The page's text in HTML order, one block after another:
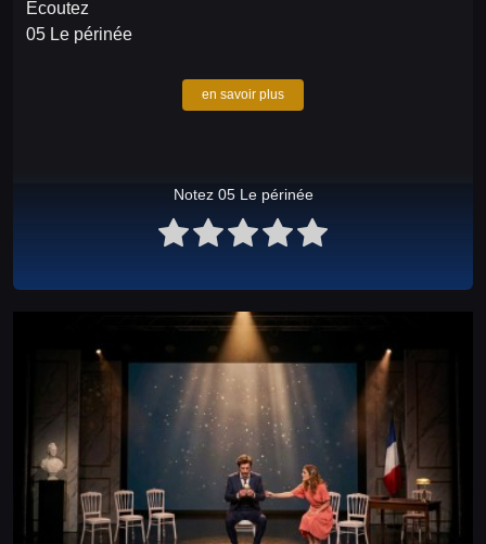
Écoutez
05 Le périnée
en savoir plus
Notez 05 Le périnée